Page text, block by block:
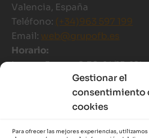
Gestionar el
consentimiento
cookies
Para ofrecer las mejores experiencias,
Valencia, España
Teléfono: (+34)963 597 199
Email: web@grupofb.es
Horario:
Lunes- Jueves 8:30-14/15-18h
Viernes 8:30-14h
Julio-Agosto: 8-14h